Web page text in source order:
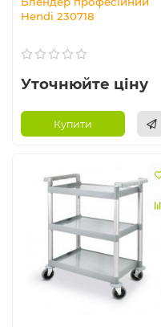
Hendi 230718
Уточнюйте ціну
Купити